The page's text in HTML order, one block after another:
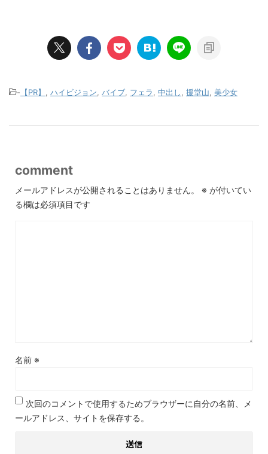
- 【PR】 ハイビジョン バイブ フェラ 中出し 援堂山 美少女
comment
メールアドレスが公開されることはありません。 ※ が付いてい
る欄は必須項目です
名前 ※
次回のコメントで使用するためブラウザーに自分の名前、メ
ールアドレス、サイトを保存する。